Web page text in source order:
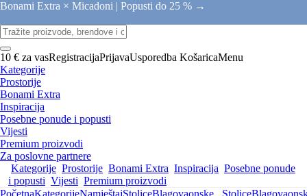
Bonami Extra × Micadoni | Popusti do 25 % →
10 € za vasRegistracijaPrijavaUsporedba KošaricaMenu
Kategorije
Prostorije
Bonami Extra
Inspiracija
Posebne ponude i popusti
Vijesti
Premium proizvodi
Za poslovne partnere
Kategorije Prostorije Bonami Extra Inspiracija Posebne ponude
i popusti Vijesti Premium proizvodi
PočetnaKategorijeNamještajStoliceBlagovaonske...Stolice